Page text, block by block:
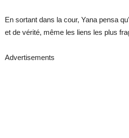
En sortant dans la cour, Yana pensa
et de vérité, même les liens les plus
Advertisements